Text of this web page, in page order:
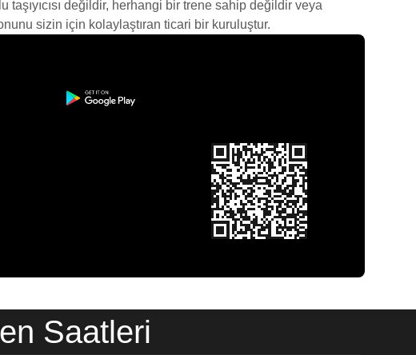
değildir, herhangi bir trene sahip değildir veya
sizin için kolaylaştıran ticari bir kuruluştur.
Saatleri